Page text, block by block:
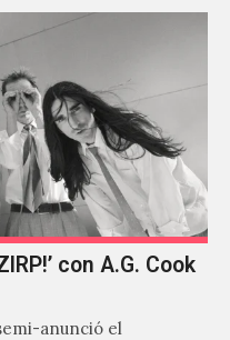
con A.G. Cook
anunció el